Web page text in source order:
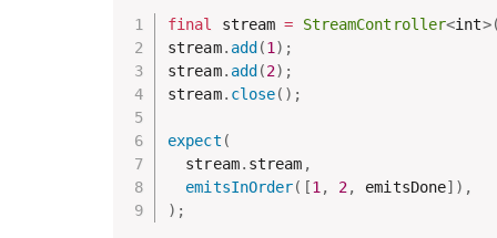
final stream = StreamController<int>(
stream. add (1 ) ;
stream. add (2) ;
stream. close( ) ;
expect (
  stream
. stream ,
emitsInOrder( [1 , 2, emitsDone] ) ,
) ;